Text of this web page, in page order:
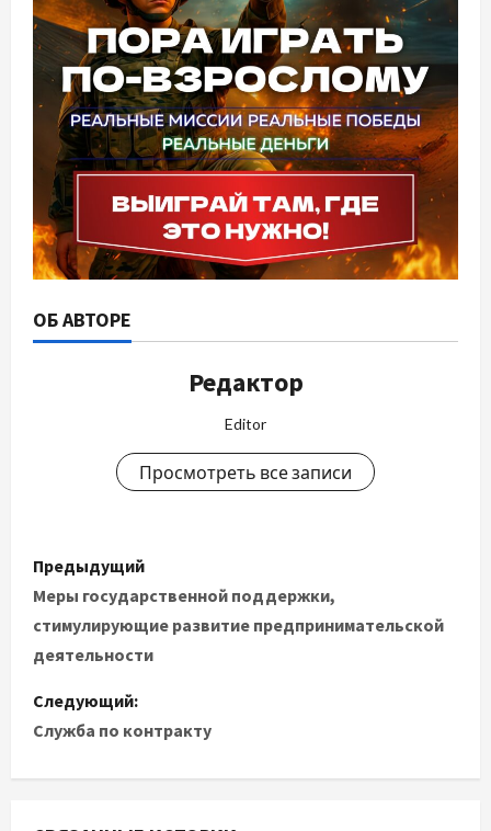
ОБ АВТОРЕ
Редактор
Editor
Просмотреть все записи
Н
а
в
и
г
а
Предыдущий
Меры государственной поддержки,
стимулирующие развитие предпринимательской
деятельности
Следующий:
Служба по контракту